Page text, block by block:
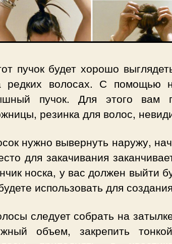
пучок будет хорошо
редких волосах. С помощью
пучок. Для этого вам
резинка для волос,
нужно вывернуть наружу,
для закачивания
носка, у вас должен выйти
использовать для
следует собрать на
объем, закрепить